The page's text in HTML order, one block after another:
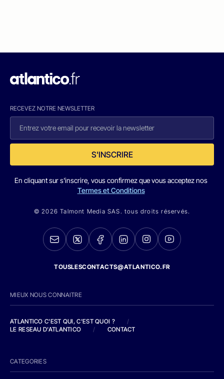
RECEVEZ NOTRE NEWSLETTER
S'INSCRIRE
En cliquant sur s'inscrire, vous confirmez que vous acceptez nos
Termes et Conditions
© 2026 Talmont Media SAS. tous droits réservés.
TOUSLESCONTACTS@ATLANTICO.FR
MIEUX NOUS CONNAITRE
ATLANTICO C'EST QUI, C'EST QUOI ?
/
LE RESEAU D'ATLANTICO
/ CONTACT
CATEGORIES